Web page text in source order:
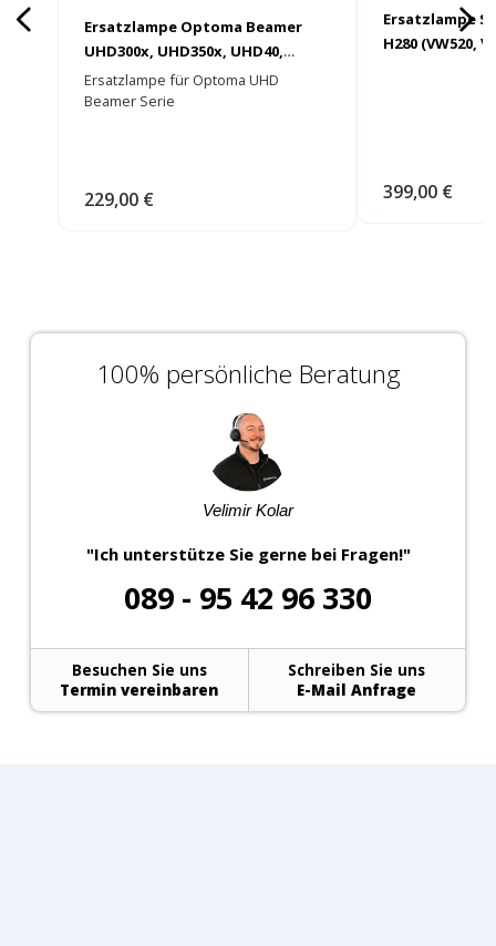
Ersatzlampe Optoma Beamer
UHD300x, UHD350x, UHD40,
UHD51, UHD51a, UHD51ALVe,
UHD550x, UHD60, UHD65,
Ersatzlampe für Optoma UHD
Beamer Serie
229,00 €
Ersatzlampe
H280 (VW520,
399,00 €
100% persönliche Beratung
Velimir Kolar
"Ich unterstütze Sie gerne bei Fragen!"
089 - 95 42 96 330
Besuchen Sie uns
Termin vereinbaren
Schreiben Sie uns
E-Mail Anfrage